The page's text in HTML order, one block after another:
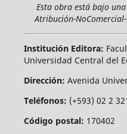
Esta obra está bajo
Atribución-
Institución Editora:
Universidad Central del
Dirección: Avenida
Teléfonos: (+593) 02 2
Código postal: 170402